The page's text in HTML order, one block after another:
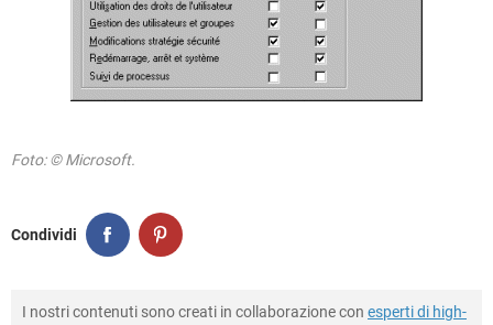
Foto: © Microsoft.
Condividi
I nostri contenuti sono creati in collaborazione con esperti di high-